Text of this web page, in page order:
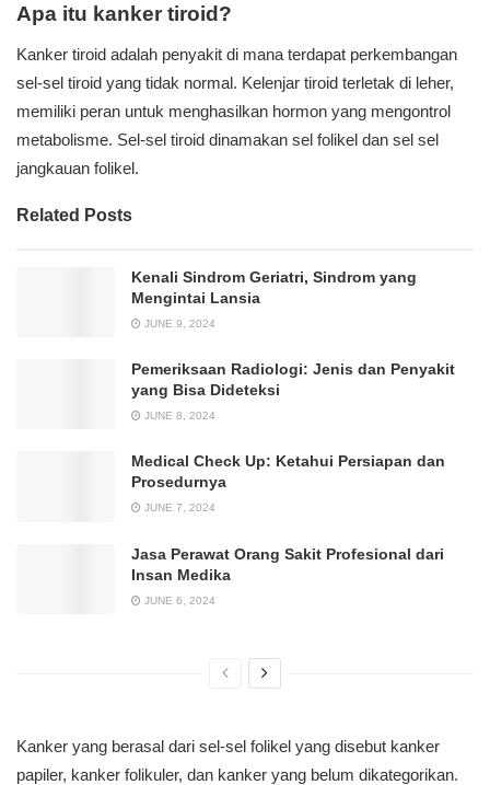
Apa itu kanker tiroid?
Kanker tiroid adalah penyakit di mana terdapat perkembangan
sel-sel tiroid yang tidak normal. Kelenjar tiroid terletak di leher,
memiliki peran untuk menghasilkan hormon yang mengontrol
metabolisme. Sel-sel tiroid dinamakan sel folikel dan sel sel
jangkauan folikel.
Related Posts
Kenali Sindrom Geriatri, Sindrom yang
Mengintai Lansia
JUNE 9, 2024
Pemeriksaan Radiologi: Jenis dan Penyakit
yang Bisa Dideteksi
JUNE 8, 2024
Medical Check Up: Ketahui Persiapan dan
Prosedurnya
JUNE 7, 2024
Jasa Perawat Orang Sakit Profesional dari
Insan Medika
JUNE 6, 2024
Kanker yang berasal dari sel-sel folikel yang disebut kanker
papiler, kanker folikuler, dan kanker yang belum dikategorikan.